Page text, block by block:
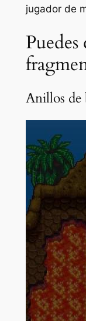
jugador de
Anillos de